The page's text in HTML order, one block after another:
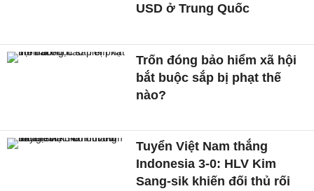
USD ở Trung Quốc
Trốn đóng bảo hiểm xã hội
bắt buộc sắp bị phạt thế
nào?
Tuyển Việt Nam thắng
Indonesia 3-0: HLV Kim
Sang-sik khiến đối thủ rối